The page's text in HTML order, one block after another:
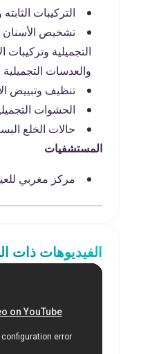
التركيبات
تشخيص الأسنان
التجميلية وتركيبات
والعدسات التجميلية
تنظيف وتبييض
الحشوات
حالات الخلع
المستشفيات
مركز مغربي
الفيديوهات ذات